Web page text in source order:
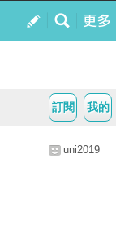
我的
訂閱
uni2019